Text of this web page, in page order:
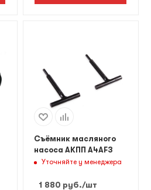
Съёмник масляного
насоса АКПП A4AF3
Уточняйте у менеджера
1 880 руб./шт